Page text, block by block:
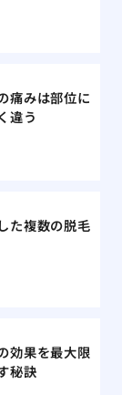
痛みは部位に
違う
た複数の脱毛
効果を最大限
秘訣